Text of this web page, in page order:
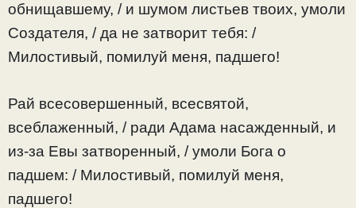
обнищавшему, / и шумом листьев твоих, умоли
Создателя, / да не затворит тебя: /
Милостивый, помилуй меня, падшего!
Рай всесовершенный, всесвятой,
всеблаженный, / ради Адама насажденный, и
из-за Евы затворенный, / умоли Бога о
падшем: / Милостивый, помилуй меня,
падшего!